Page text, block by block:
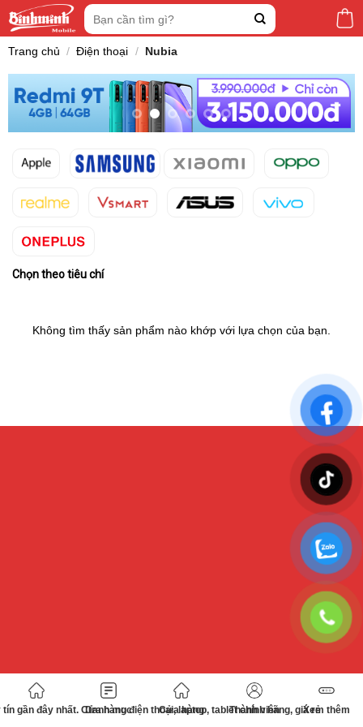
Tìm
kiếm:
gần đây nhất. Cửa hàng điện thoại, laptop, tablet chính hãng, giá rẻ
Danh mục Cửa hàng Thành viên Xem thêm
Trang chủ / Điện thoại / Nubia
Chọn theo tiêu chí
Không tìm thấy sản phẩm nào khớp với lựa chọn của bạn.